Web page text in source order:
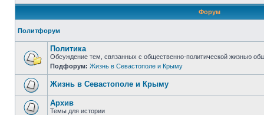
Форум
Политфорум
Политика
Обсуждение тем, связанных с общественно-политической жизнью
Подфорум: Жизнь в Севастополе и Крыму
Жизнь в Севастополе и Крыму
Архив
Темы для истории